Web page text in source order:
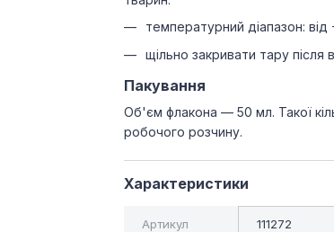
температурний діапазон: від
щільно закривати тару після
Пакування
Об'єм флакона — 50 мл. Такої
робочого розчину.
Характеристики
Артикул 111272